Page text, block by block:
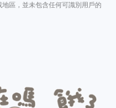
區，並未包含任何可識別用戶的